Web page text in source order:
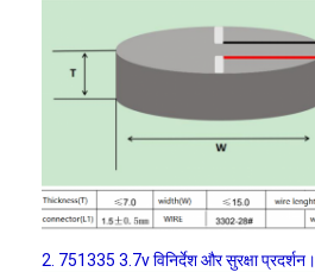
2. 751335 3.7v विनिर्देश और सुरक्षा प्रदर्शन।